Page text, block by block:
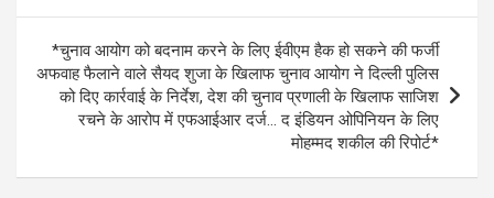
*चुनाव आयोग को बदनाम करने के लिए ईवीएम हैक हो सकने की फर्जी
अफवाह फैलाने वाले सैयद शुजा के खिलाफ चुनाव आयोग ने दिल्ली पुलिस
को दिए कार्रवाई के निर्देश, देश की चुनाव प्रणाली के खिलाफ साजिश
रचने के आरोप में एफआईआर दर्ज… द इंडियन ओपिनियन के लिए
मोहम्मद शकील की रिपोर्ट*